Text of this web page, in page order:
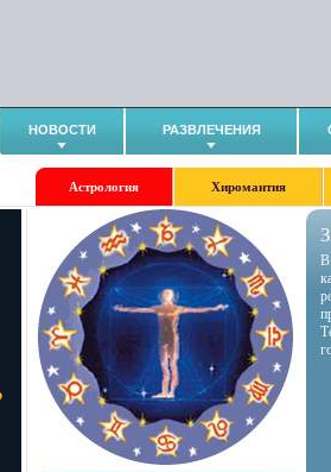
НОВОСТИ РАЗВЛЕЧЕНИЯ
Астрология Хиромантия
В